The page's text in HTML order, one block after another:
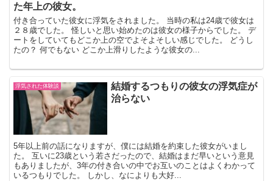
た年上の彼女。
付き合っていた彼女に浮気をされました。 当時の私は24歳で彼女は
２８歳でした。 怪しいと思い始めたのは彼女の様子からでした。 デ
ートをしていてもどこか上の空でよそよそしい感じでした。 どうし
たの？ 何でもない どこか上滑りしたような彼女の...
浮気された体験談
結婚するつもりの彼女の浮気症が
治らない
5年以上前の話になりますが、僕には結婚を約束した彼女がいまし
た。 互いに23歳という若さだったので、結婚はまだ早いという意見
もありましたが、3年の付き合いの中でお互いのことはよくわかって
いるつもりでした。 しかし、なによりも大好...